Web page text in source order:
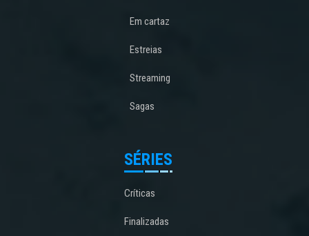
Em cartaz
Estreias
Streaming
Sagas
SÉRIES
Críticas
Finalizadas